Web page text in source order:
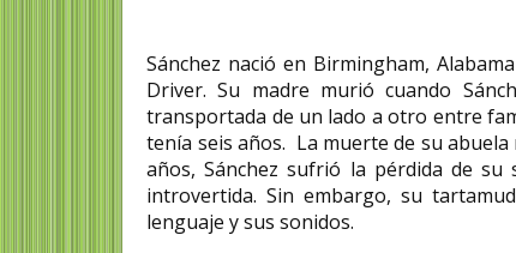
Sánchez nació en Birmingham,
Driver. Su madre murió cuando
transportada de un lado a otro entre
tenía seis años. La muerte de su
años, Sánchez sufrió la pérdida de
introvertida. Sin embargo, su
lenguaje y sus sonidos.